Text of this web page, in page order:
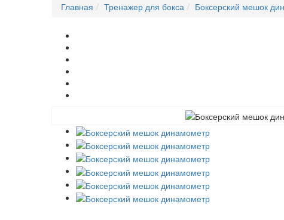
Главная Тренажер для бокса Боксерский мешок